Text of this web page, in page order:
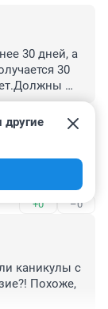
30 дней, а
30
зимние,
по учебному
и
–0
+0 –0
другие
каникулы с
Похоже,